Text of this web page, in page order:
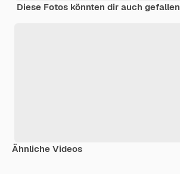
Diese Fotos könnten dir auch gefallen
Ähnliche Videos